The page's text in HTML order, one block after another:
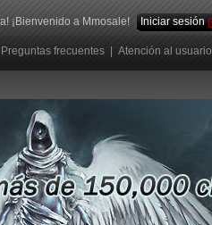
¡Bienvenido a Mmosale! Iniciar sesión
Atención al usuario
Preguntas frecuentes